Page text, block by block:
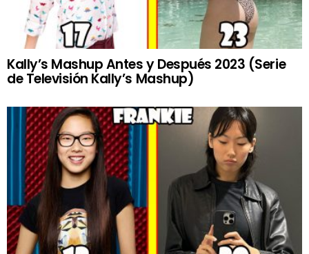
Kally’s Mashup Antes y Después 2023 (Serie
de Televisión Kally’s Mashup)